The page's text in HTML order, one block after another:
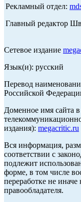
Рекламный отдел:
Главный редактор
Сетевое издание
Язык(и): русский
Перевод
Российской
Доменное имя сайта
издания): megacritic.ru
Вся информация,
соответствии с
подлежит
форме, в том числе
переработке не
правообладателя.